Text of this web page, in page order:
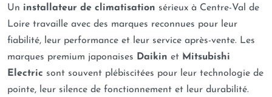
Un installateur de climatisation sérieux à Centre-Val de
Loire travaille avec des marques reconnues pour leur
fiabilité, leur performance et leur service après-vente. Les
marques premium japonaises Daikin et Mitsubishi
Electric sont souvent plébiscitées pour leur technologie de
pointe, leur silence de fonctionnement et leur durabilité.